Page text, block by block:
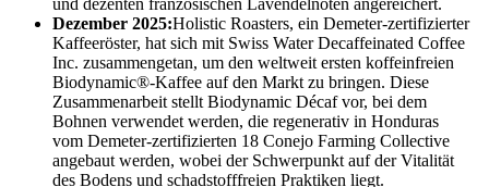
Dezember 2025:Holistic Roasters, ein Demeter-zertifizierter
Kaffeeröster, hat sich mit Swiss Water Decaffeinated Coffee
Inc. zusammengetan, um den weltweit ersten koffeinfreien
Biodynamic®-Kaffee auf den Markt zu bringen. Diese
Zusammenarbeit stellt Biodynamic Décaf vor, bei dem
Bohnen verwendet werden, die regenerativ in Honduras
vom Demeter-zertifizierten 18 Conejo Farming Collective
angebaut werden, wobei der Schwerpunkt auf der Vitalität
des Bodens und schadstofffreien Praktiken liegt.